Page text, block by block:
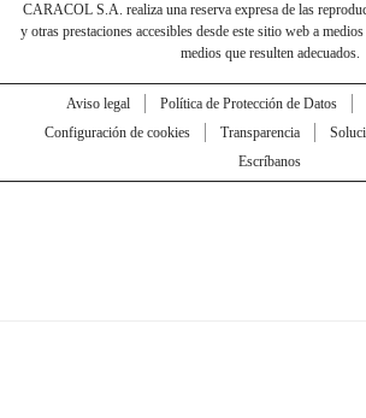
CARACOL S.A. realiza una reserva expresa de las
y otras prestaciones accesibles desde este sitio web a
medios que resulten adecuados.
Aviso legal Política de Protección de Datos
Configuración de cookies
Transparencia
Escríbanos